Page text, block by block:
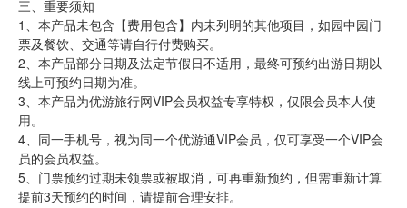
三、重要须知
1、本产品未包含【费用包含】内未列明的其他项目，如园中园门
票及餐饮、交通等请自行付费购买。
2、本产品部分日期及法定节假日不适用，最终可预约出游日期以
线上可预约日期为准。
3、本产品为优游旅行网VIP会员权益专享特权，仅限会员本人使
用。
4、同一手机号，视为同一个优游通VIP会员，仅可享受一个VIP会
员的会员权益。
5、门票预约过期未领票或被取消，可再重新预约，但需重新计算
提前3天预约的时间，请提前合理安排。